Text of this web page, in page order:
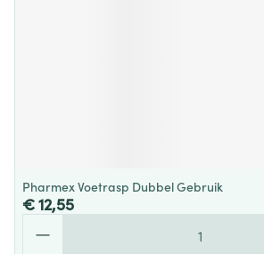
Pharmex Voetrasp Dubbel Gebruik
€ 12,55